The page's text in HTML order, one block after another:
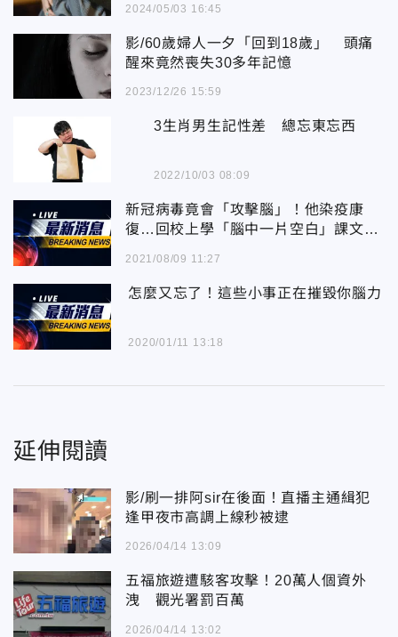
2024/05/03 16:45
影/60歲婦人一夕「回到18歲」 頭痛
醒來竟然喪失30多年記憶
2023/12/26 15:59
3生肖男生記性差 總忘東忘西
2022/10/03 08:09
新冠病毒竟會「攻擊腦」！他染疫康
復…回校上學「腦中一片空白」課文全
2021/08/09 11:27
怎麼又忘了！這些小事正在摧毀你腦力
2020/01/11 13:18
延伸閱讀
影/刷一排阿sir在後面！直播主通緝犯
逢甲夜市高調上線秒被逮
2026/04/14 13:09
五福旅遊遭駭客攻擊！20萬人個資外
洩 觀光署罰百萬
2026/04/14 13:02